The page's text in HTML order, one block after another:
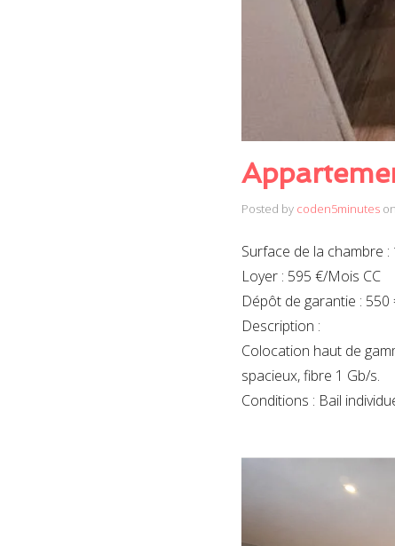
Posted by coden5minutes on
Surface de la chambre :
Loyer : 595 €/Mois CC
Dépôt de garantie : 550
Description :
Colocation haut de
spacieux, fibre 1 Gb/s.
Conditions : Bail